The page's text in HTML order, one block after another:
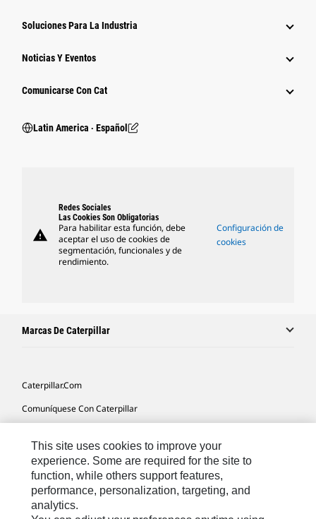
Soluciones Para La Industria
Noticias Y Eventos
Comunicarse Con Cat
Latin America ‧ Español
warning
Redes Sociales
Las Cookies Son Obligatorias
Para habilitar esta función, debe
aceptar el uso de cookies de
segmentación, funcionales y de
rendimiento.
Configuración de
cookies
Marcas De Caterpillar
Caterpillar.com
Comuníquese Con Caterpillar
Mapa Del Sitio
Cookie Settings
Avisos Legales
This site uses cookies to improve your
experience. Some are required for the site to
function, while others support features,
performance, personalization, targeting, and
analytics.